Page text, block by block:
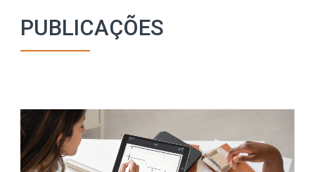
PUBLICAÇÕES